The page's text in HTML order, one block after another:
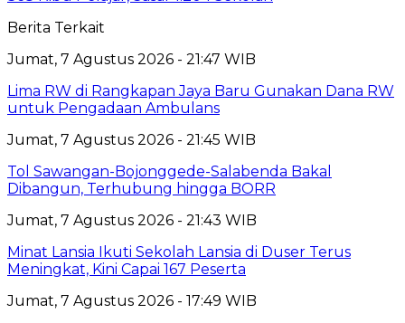
Berita Terkait
Jumat, 7 Agustus 2026 - 21:47 WIB
Lima RW di Rangkapan Jaya Baru Gunakan Dana RW
untuk Pengadaan Ambulans
Jumat, 7 Agustus 2026 - 21:45 WIB
Tol Sawangan-Bojonggede-Salabenda Bakal
Dibangun, Terhubung hingga BORR
Jumat, 7 Agustus 2026 - 21:43 WIB
Minat Lansia Ikuti Sekolah Lansia di Duser Terus
Meningkat, Kini Capai 167 Peserta
Jumat, 7 Agustus 2026 - 17:49 WIB